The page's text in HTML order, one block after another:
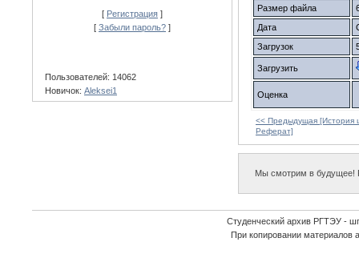
[ Регистрация ]
[ Забыли пароль? ]
Пользователей: 14062
Новичок: Aleksei1
Размер файла
Дата
Загрузок
Загрузить
Оценка
<< Предыдущая [История
Реферат]
Мы смотрим в будущее!
Студенческий архив РГТЭУ -
При копировании материалов